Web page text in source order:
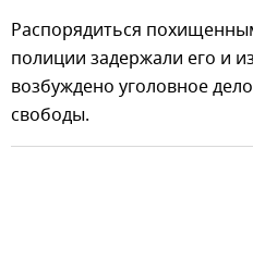
Распорядиться
полиции задержали его и
возбуждено уголовное
свободы.